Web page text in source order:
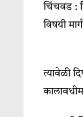
चिंचवड :
विषयी
त्यावेळी